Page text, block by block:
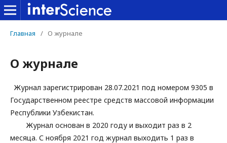
Главная / О журнале
О журнале
Журнал зарегистрирован 28.07.2021 под номером 9305 в
Государственном реестре средств массовой информации
Республики Узбекистан.
Журнал основан в 2020 году и выходит раз в 2
месяца. С ноября 2021 год журнал выходить 1 раз в